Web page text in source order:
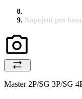
Napojení pro
Master 2P/SG 3P/SG